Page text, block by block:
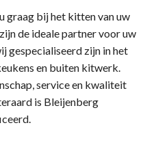
graag bij het kitten van uw
de ideale partner voor uw
zijn in het
en buiten kitwerk.
service en kwaliteit
is Bleijenberg